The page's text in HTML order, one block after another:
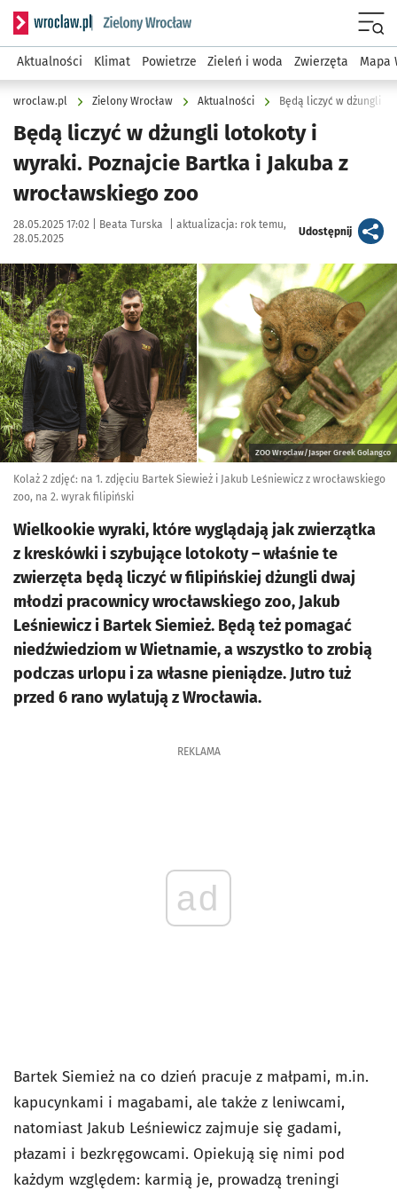
Serwis informacyjny wroclaw.pl podserwis: Środowisko we
Aktualności Klimat Powietrze Zieleń i woda Zwierzęta Mapa
wroclaw.pl Zielony Wrocław Aktualności
Będą liczyć w dżungli lotokoty i
wyraki. Poznajcie Bartka i Jakuba z
wrocławskiego zoo
Data publikacji:
28.05.2025 17:02 | Autor:
Beata Turska aktualizacja: rok temu,
28.05.2025
Udostępnijartykuł
Kliknij, aby powiększyć
ZOO Wroclaw/Jasper Greek Golangco
Kolaż 2 zdjęć: na 1. zdjęciu Bartek Siewież i Jakub Leśniewicz z wrocławskiego
zoo, na 2. wyrak filipiński
Wielkookie wyraki, które wyglądają jak zwierzątka
z kreskówki i szybujące lotokoty – właśnie te
zwierzęta będą liczyć w filipińskiej dżungli dwaj
młodzi pracownicy wrocławskiego zoo, Jakub
Leśniewicz i Bartek Siemież. Będą też pomagać
niedźwiedziom w Wietnamie, a wszystko to zrobią
podczas urlopu i za własne pieniądze. Jutro tuż
przed 6 rano wylatują z Wrocławia.
REKLAMA
ad
Bartek Siemież na co dzień pracuje z małpami, m.in.
kapucynkami i magabami, ale także z leniwcami,
natomiast Jakub Leśniewicz zajmuje się gadami,
płazami i bezkręgowcami. Opiekują się nimi pod
każdym względem: karmią je, prowadzą treningi